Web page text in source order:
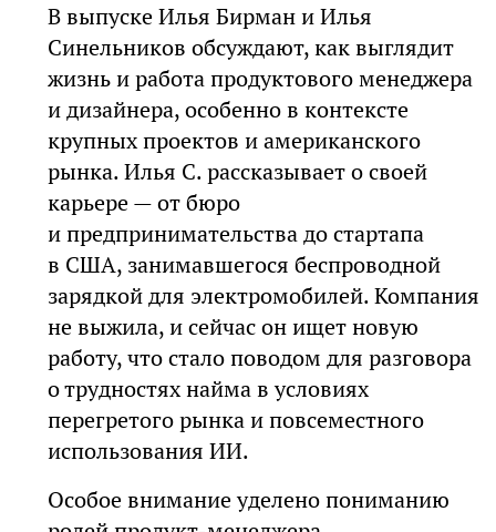
В выпуске Илья Бирман и Илья
Синельников обсуждают, как выглядит
жизнь и работа продуктового менеджера
и дизайнера, особенно в контексте
крупных проектов и американского
рынка. Илья С. рассказывает о своей
карьере — от бюро
и предпринимательства до стартапа
в США, занимавшегося беспроводной
зарядкой для электромобилей. Компания
не выжила, и сейчас он ищет новую
работу, что стало поводом для разговора
о трудностях найма в условиях
перегретого рынка и повсеместного
использования ИИ.
Особое внимание уделено пониманию